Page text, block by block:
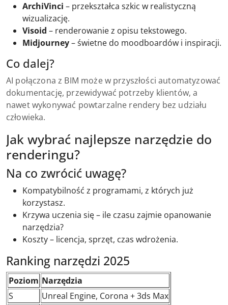
ArchiVinci – przekształca szkic w realistyczną
wizualizację.
Visoid – renderowanie z opisu tekstowego.
Midjourney– świetne do moodboardów i inspiracji.
Co dalej?
AI połączona z BIM może w przyszłości automatyzować
dokumentację, przewidywać potrzeby klientów, a
nawet wykonywać powtarzalne rendery bez udziału
człowieka.
Jak wybrać najlepsze narzędzie do
renderingu?
Na co zwrócić uwagę?
Kompatybilność z programami, z których już
korzystasz.
Krzywa uczenia się – ile czasu zajmie opanowanie
narzędzia?
Koszty – licencja, sprzęt, czas wdrożenia.
Ranking narzędzi 2025
Poziom Narzędzia
S
Unreal Engine, Corona + 3ds Max